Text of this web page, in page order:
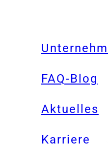
FAQ-Blog
Aktuelles
Karriere